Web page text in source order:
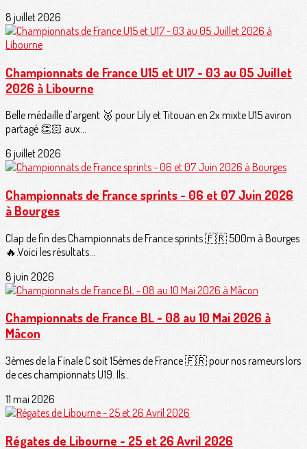
8 juillet 2026
Championnats de France U15 et U17 - 03 au 05 Juillet
2026 à Libourne
Belle médaille d’argent 🥈 pour Lily et Titouan en 2x mixte U15 aviron
partagé 👏🏻 aux...
6 juillet 2026
Championnats de France sprints - 06 et 07 Juin 2026
à Bourges
Clap de fin des Championnats de France sprints 🇫🇷 500m à Bourges
🔥.Voici les résultats...
8 juin 2026
Championnats de France BL - 08 au 10 Mai 2026 à
Mâcon
3èmes de la Finale C soit 15èmes de France 🇫🇷 pour nos rameurs lors
de ces championnats U19. Ils...
11 mai 2026
Régates de Libourne - 25 et 26 Avril 2026